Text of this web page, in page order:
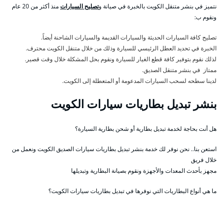
نتميز في بنشر متنقل الكويت بالخبرة في صيانة وتصليح السيارات
منذ أكثر من 20 عام
ونقوم ب:
تصليح كافة السيارات الحديثة والسيارات القديمة والسيارات الشاحنة أيضاً.
الخبرة في تحديد العطل الرئيسي للسيارة وذلك من خلال متنقل الكويت محترف.
لذلك نقوم بتوفير كافة قطع الغيار للسيارة ونقوم بحل المشكلة خلال وقت قصير.
ممتاز في بنشر متنقل الصديق.
لدينا سطحه لسحب السيارات المدعومة أو المتعطلة إلى الكويت.
بنشر تبديل بطاريات سيارات الكويت
هل أنت بحاجة لخدمة تبديل بطارية أو شحن بطارية السيارة؟
استعن بنا.. نحن نوفر لك خدمة بنشر تبديل بطاريات سيارات الصديق الكويت ونعمل من
خلال فريق
مجهز بأحدث المعدات والأجهزة ونقوم بصيانة البطارية وتبديلها
ما هي أنواع البطاريات التي نوفرها في تبديل بطاريات سيارات الكويت؟